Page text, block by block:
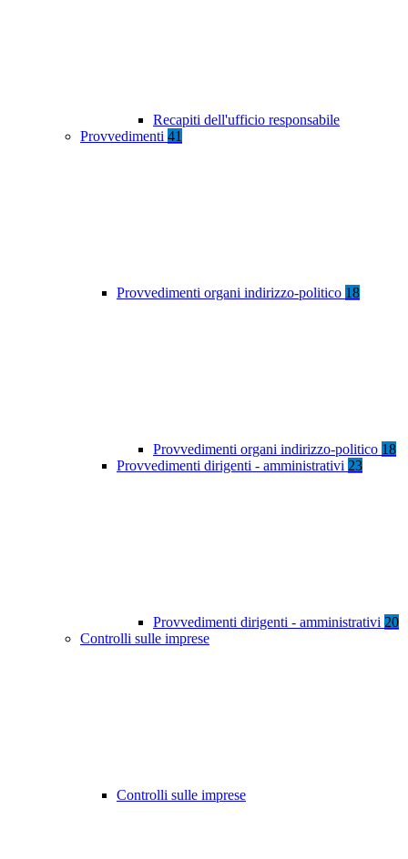
Recapiti dell'ufficio responsabile
Provvedimenti 41
Provvedimenti organi indirizzo-politico 18
Provvedimenti organi indirizzo-politico 18
Provvedimenti dirigenti - amministrativi 23
Provvedimenti dirigenti - amministrativi 20
Controlli sulle imprese
Controlli sulle imprese